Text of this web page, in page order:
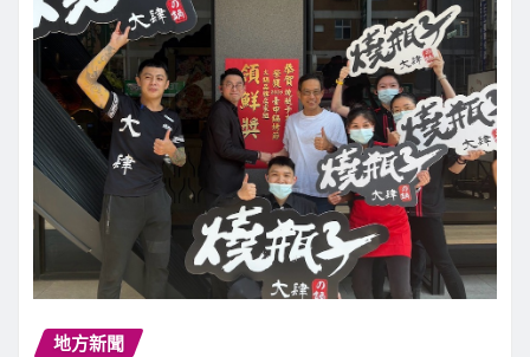
地方新聞